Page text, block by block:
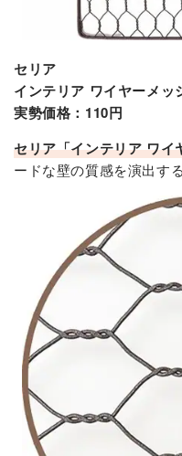
セリア
インテリア ワイヤーメッ
実勢価格：110円
セリア「インテリア ワイ
ードな壁の質感を演出す